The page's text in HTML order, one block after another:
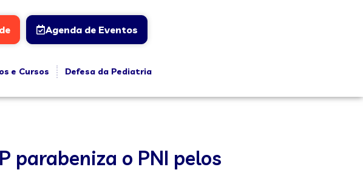
Agenda de Eventos
e Cursos
Defesa da Pediatria
parabeniza o PNI pelos